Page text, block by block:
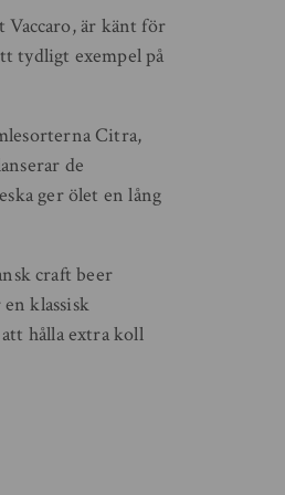
är känt för
tydligt exempel på
Citra,
de
ger ölet en lång
craft beer
klassisk
hålla extra koll